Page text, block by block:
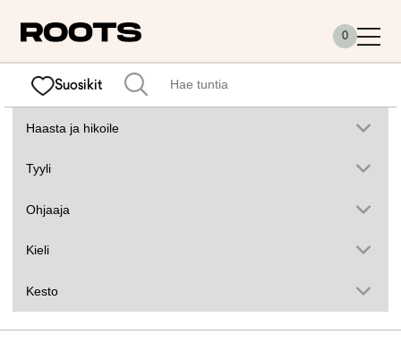
0
Suosikit